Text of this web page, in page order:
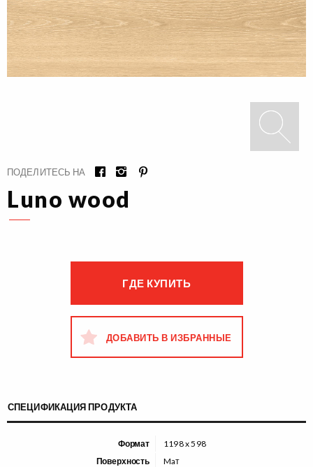
ПОДЕЛИТЕСЬ НА
Luno wood
ГДЕ КУПИТЬ
ДОБАВИТЬ В ИЗБРАННЫЕ
СПЕЦИФИКАЦИЯ ПРОДУКТА
Формат
1198 x 598
Поверхность
Maт